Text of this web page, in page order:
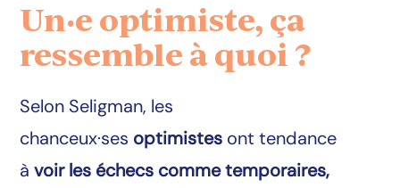
Un·e optimiste, ça
ressemble à quoi ?
Selon Seligman, les
chanceux·ses optimistes ont tendance
àvoir les échecs comme temporaires,